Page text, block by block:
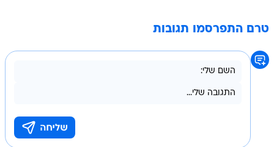
טרם התפרסמו תגובות